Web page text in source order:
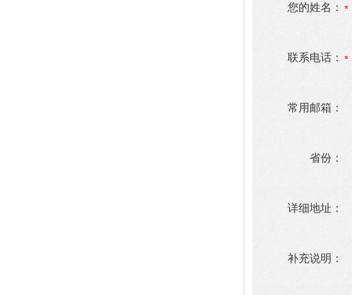
您的姓名：
联系电话：
常用邮箱：
省份：
详细地址：
补充说明：